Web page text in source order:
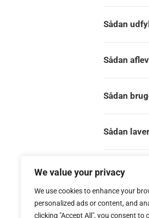
We value your privacy
We use cookies to enhance your
personalized ads or content, and
clicking "Accept All", you consent to
Sådan
Sådan
Sådan
Sådan
Sådan